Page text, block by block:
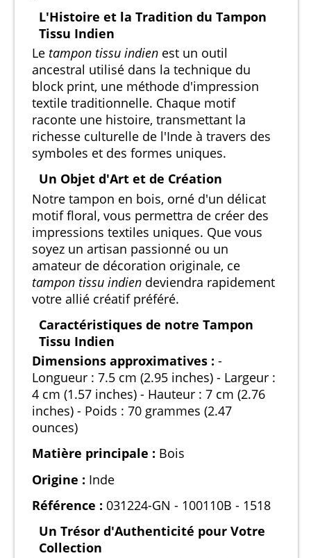
L'Histoire et la Tradition du Tampon
Tissu Indien
Le tampon tissu indien est un outil
ancestral utilisé dans la technique du
block print, une méthode d'impression
textile traditionnelle. Chaque motif
raconte une histoire, transmettant la
richesse culturelle de l'Inde à travers des
symboles et des formes uniques.
Un Objet d'Art et de Création
Notre tampon en bois, orné d'un délicat
motif floral, vous permettra de créer des
impressions textiles uniques. Que vous
soyez un artisan passionné ou un
amateur de décoration originale, ce
tampon tissu indien deviendra rapidement
votre allié créatif préféré.
Caractéristiques de notre Tampon
Tissu Indien
Dimensions approximatives : -
Longueur : 7.5 cm (2.95 inches) - Largeur :
4 cm (1.57 inches) - Hauteur : 7 cm (2.76
inches) - Poids : 70 grammes (2.47
ounces)
Matière principale : Bois
Origine : Inde
Référence : 031224-GN - 100110B - 1518
Un Trésor d'Authenticité pour Votre
Collection